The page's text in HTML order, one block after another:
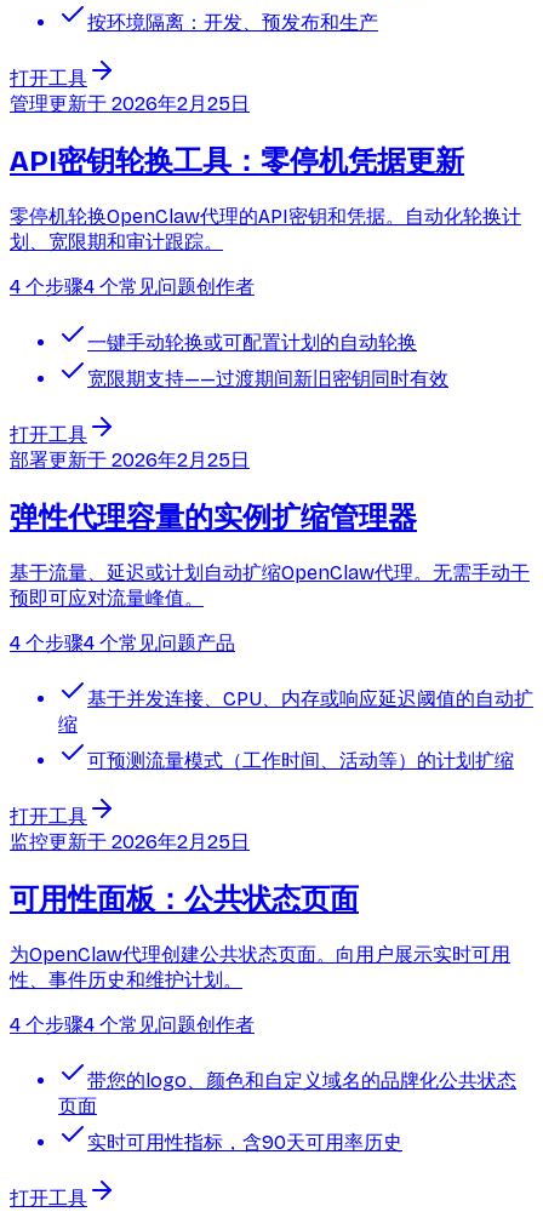
按环境隔离：开发、预发布和生产
打开工具
管理更新于 2026年2月25日
API密钥轮换工具：零停机凭据更新
零停机轮换OpenClaw代理的API密钥和凭据。自动化轮换计
划、宽限期和审计跟踪。
4 个步骤4 个常见问题创作者
一键手动轮换或可配置计划的自动轮换
宽限期支持——过渡期间新旧密钥同时有效
打开工具
部署更新于 2026年2月25日
弹性代理容量的实例扩缩管理器
基于流量、延迟或计划自动扩缩OpenClaw代理。无需手动干
预即可应对流量峰值。
4 个步骤4 个常见问题产品
基于并发连接、CPU、内存或响应延迟阈值的自动扩
缩
可预测流量模式（工作时间、活动等）的计划扩缩
打开工具
监控更新于 2026年2月25日
可用性面板：公共状态页面
为OpenClaw代理创建公共状态页面。向用户展示实时可用
性、事件历史和维护计划。
4 个步骤4 个常见问题创作者
带您的logo、颜色和自定义域名的品牌化公共状态
页面
实时可用性指标，含90天可用率历史
打开工具